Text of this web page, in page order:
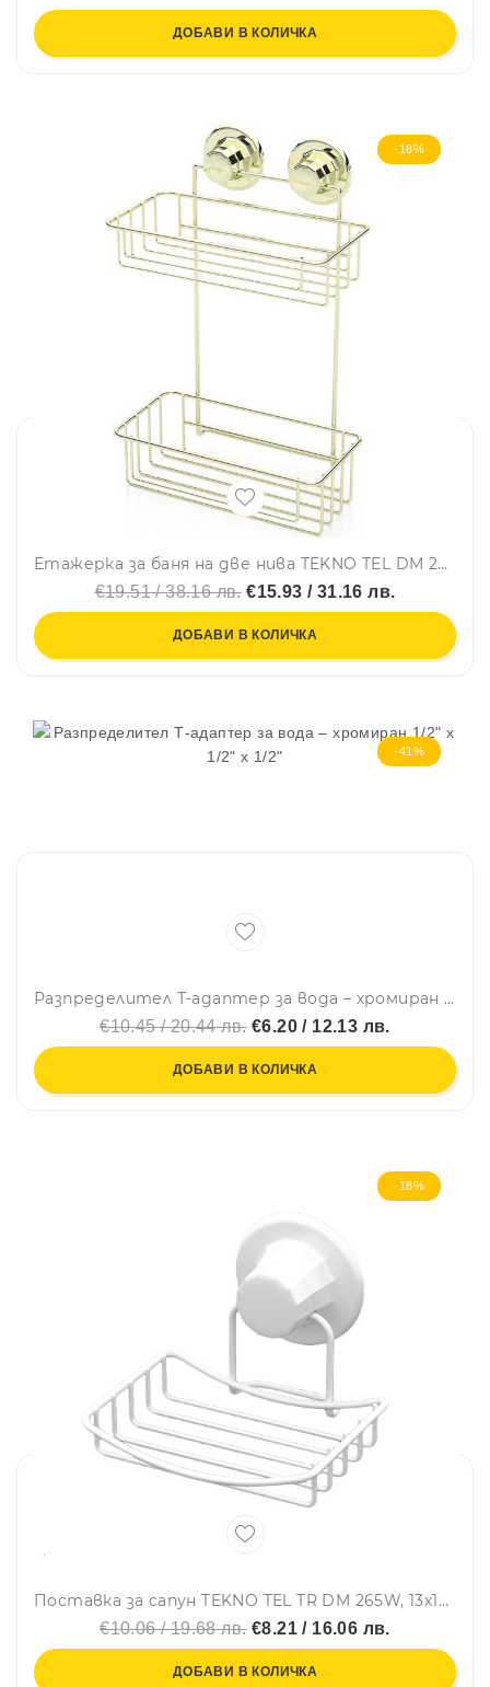
ДОБАВИ В КОЛИЧКА
-18%
Етажерка за баня на две нива TEKNO TEL DM 256G, 25х15х38 см, Вакуум, Златист
€19.51 / 38.16 лв.€15.93 / 31.16 лв.
ДОБАВИ В КОЛИЧКА
-41%
Разпределител Т-адаптер за вода – хромиран 1/2" х 1/2" х 1/2"
€10.45 / 20.44 лв.€6.20 / 12.13 лв.
ДОБАВИ В КОЛИЧКА
-18%
Поставка за сапун TEKNO TEL TR DM 265W, 13х12х10 см, Вакуум, Бял
€10.06 / 19.68 лв.€8.21 / 16.06 лв.
ДОБАВИ В КОЛИЧКА